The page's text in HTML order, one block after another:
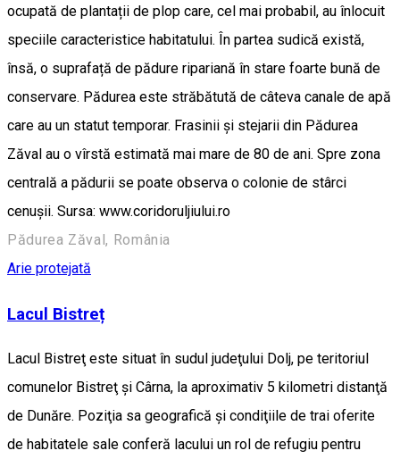
ocupată de plantații de plop care, cel mai probabil, au înlocuit
speciile caracteristice habitatului. În partea sudică există,
însă, o suprafață de pădure ripariană în stare foarte bună de
conservare. Pădurea este străbătută de câteva canale de apă
care au un statut temporar. Frasinii și stejarii din Pădurea
Zăval au o vîrstă estimată mai mare de 80 de ani. Spre zona
centrală a pădurii se poate observa o colonie de stârci
cenușii. Sursa: www.coridoruljiului.ro
Pădurea Zăval, România
Arie protejată
Lacul Bistreț
Lacul Bistreţ este situat în sudul judeţului Dolj, pe teritoriul
comunelor Bistreţ şi Cârna, la aproximativ 5 kilometri distanţă
de Dunăre. Poziţia sa geografică şi condiţiile de trai oferite
de habitatele sale conferă lacului un rol de refugiu pentru